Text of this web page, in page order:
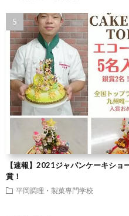
【速報】2021ジャパンケーキシ
賞！
平岡調理・製菓専門学校